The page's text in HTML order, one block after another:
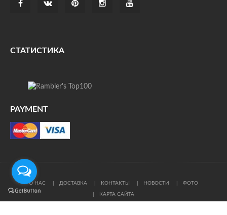
СТАТИСТИКА
PAYMENT
О НАС ДОСТАВКА КОНТАКТЫ НОВОСТИ ФОТО
КАРТА САЙТА